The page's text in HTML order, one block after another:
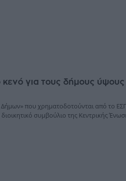
κενό για τους δήμους ύψους
που χρηματοδοτούνται από το
συμβούλιο της Κεντρικής